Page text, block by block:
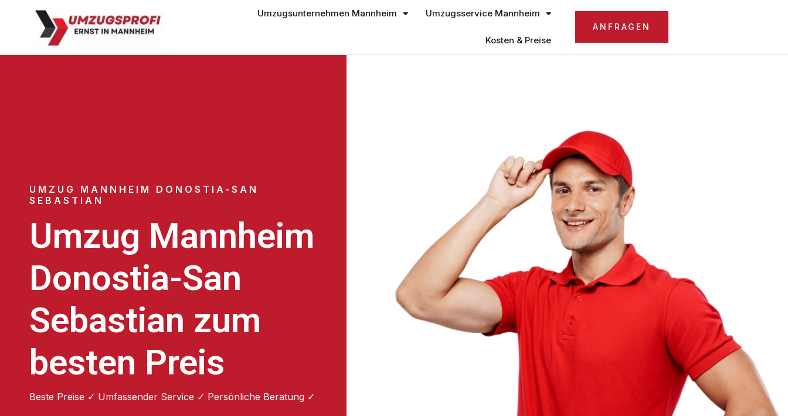
Umzugsunternehmen Mannheim Umzugsservice Mannheim
Kosten & Preise
ANFRAGEN
UMZUG MANNHEIM DONOSTIA-SAN
SEBASTIAN
Umzug Mannheim
Donostia-San
Sebastian zum
besten Preis
Beste Preise ✓ Umfassender Service ✓ Persönliche Beratung ✓